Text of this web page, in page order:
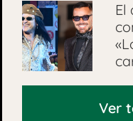
El
Ver